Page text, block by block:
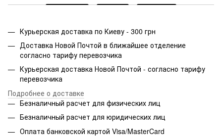
Курьерская доставка по Киеву - 300 грн
Доставка Новой Почтой в ближайшее отделение
согласно тарифу перевозчика
Курьерская доставка Новой Почтой - согласно тарифу
перевозчика
Подробнее о доставке
Безналичный расчет для физических лиц
Безналичный расчет для юридических лиц
Оплата банковской картой Visa/MasterCard